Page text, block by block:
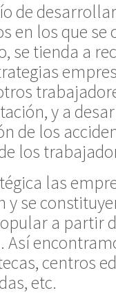
de
en los que se
se tienda a
y a
de los
los
las
se
a partir
Así
centros
etc.